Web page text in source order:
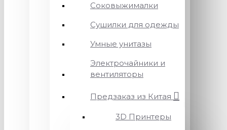
Соковыжималки
Сушилки для одежды
Умные унитазы
Электрочайники и
вентиляторы
Предзаказ из Китая
3D Принтеры